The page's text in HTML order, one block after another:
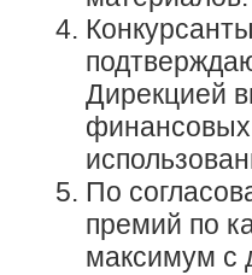
Дирекцией
финансовых
По
премий по
максимум с